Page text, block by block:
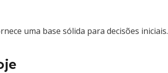
uma base sólida para decisões iniciais.